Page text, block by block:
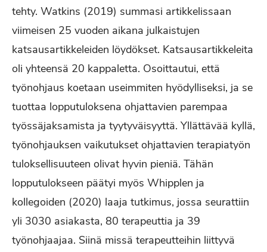
tehty. Watkins (2019) summasi artikkelissaan
viimeisen 25 vuoden aikana julkaistujen
katsausartikkeleiden löydökset. Katsausartikkeleita
oli yhteensä 20 kappaletta. Osoittautui, että
työnohjaus koetaan useimmiten hyödylliseksi, ja se
tuottaa lopputuloksena ohjattavien parempaa
työssäjaksamista ja tyytyväisyyttä. Yllättävää kyllä,
työnohjauksen vaikutukset ohjattavien terapiatyön
tuloksellisuuteen olivat hyvin pieniä. Tähän
lopputulokseen päätyi myös Whipplen ja
kollegoiden (2020) laaja tutkimus, jossa seurattiin
yli 3030 asiakasta, 80 terapeuttia ja 39
työnohjaajaa. Siinä missä terapeutteihin liittyvä